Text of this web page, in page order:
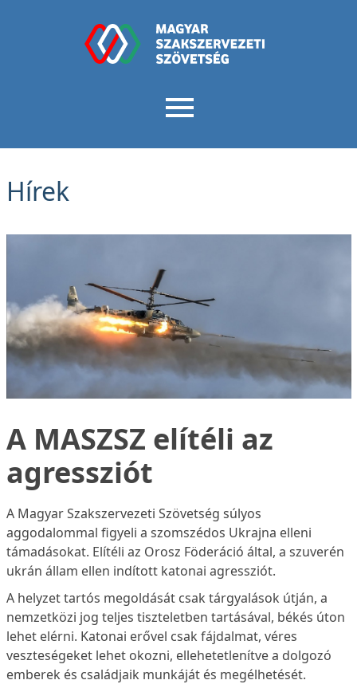
Hírek
A MASZSZ elítéli az
agressziót
A Magyar Szakszervezeti Szövetség súlyos
aggodalommal figyeli a szomszédos Ukrajna elleni
támadásokat. Elítéli az Orosz Föderáció által, a szuverén
ukrán állam ellen indított katonai agressziót.
A helyzet tartós megoldását csak tárgyalások útján, a
nemzetközi jog teljes tiszteletben tartásával, békés úton
lehet elérni. Katonai erővel csak fájdalmat, véres
veszteségeket lehet okozni, ellehetetlenítve a dolgozó
emberek és családjaik munkáját és megélhetését.